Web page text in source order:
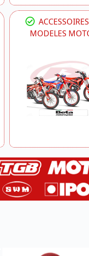
MODELES